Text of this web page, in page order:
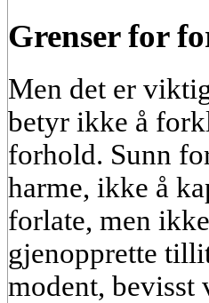
Grenser for
Men det er
betyr ikke å
forhold. Sunn
harme, ikke å
forlate, men
gjenopprette
modent, bevisst